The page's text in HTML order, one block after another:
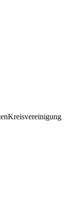
Kreisvereinigung